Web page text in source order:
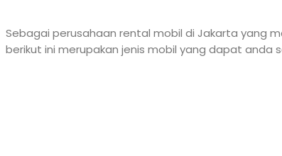
Sebagai perusahaan rental mobil di Jakarta yang
berikut ini merupakan jenis mobil yang dapat anda